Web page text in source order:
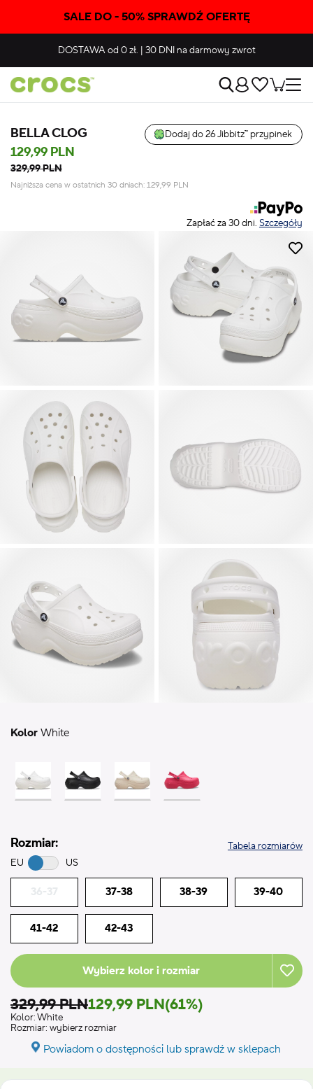
SALE DO - 50% SPRAWDŹ OFERTĘ
DOSTAWAod 0 zł. | 30 DNIna darmowy zwrot
BELLA CLOG Dodaj do 26 Jibbitz™ przypinek
129,99 PLN
329,99 PLN
Najniższa cena w ostatnich 30 dniach: 129,99 PLN
Zapłać za 30 dni. Szczegóły
Kolor White
Rozmiar:
EU US
Tabela rozmiarów
36-37 37-38 38-39 39-40
41-42 42-43
Wybierz kolor i rozmiar
329,99 PLN129,99 PLN(61%)
Kolor:White
Rozmiar: wybierz rozmiar
Powiadom o dostępności lub sprawdź w sklepach